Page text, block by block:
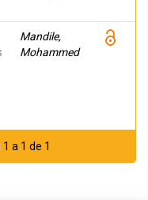
Mandile,
Mohammed
a 1 de 1